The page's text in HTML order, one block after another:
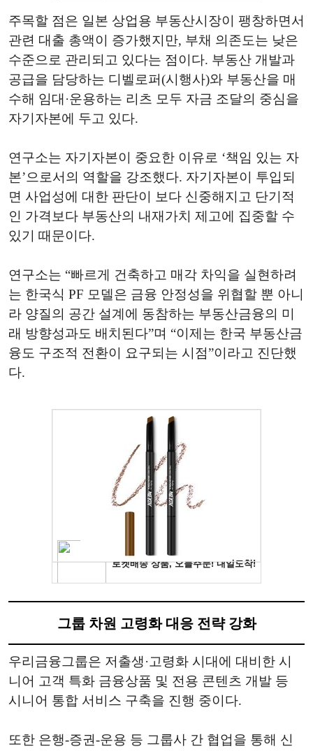
주목할 점은 일본 상업용 부동산시장이 팽창하면서
관련 대출 총액이 증가했지만, 부채 의존도는 낮은
수준으로 관리되고 있다는 점이다. 부동산 개발과
공급을 담당하는 디벨로퍼(시행사)와 부동산을 매
수해 임대·운용하는 리츠 모두 자금 조달의 중심을
자기자본에 두고 있다.
연구소는 자기자본이 중요한 이유로 ‘책임 있는 자
본’으로서의 역할을 강조했다. 자기자본이 투입되
면 사업성에 대한 판단이 보다 신중해지고 단기적
인 가격보다 부동산의 내재가치 제고에 집중할 수
있기 때문이다.
연구소는 “빠르게 건축하고 매각 차익을 실현하려
는 한국식 PF 모델은 금융 안정성을 위협할 뿐 아니
라 양질의 공간 설계에 동참하는 부동산금융의 미
래 방향성과도 배치된다”며 “이제는 한국 부동산금
융도 구조적 전환이 요구되는 시점”이라고 진단했
다.
그룹 차원 고령화 대응 전략 강화
우리금융그룹은 저출생·고령화 시대에 대비한 시
니어 고객 특화 금융상품 및 전용 콘텐츠 개발 등
시니어 통합 서비스 구축을 진행 중이다.
또한 은행-증권-운용 등 그룹사 간 협업을 통해 신